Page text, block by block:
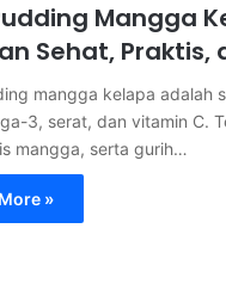
Mangga
Sehat, Praktis,
mangga kelapa adalah
3, serat, dan vitamin C.
mangga, serta gurih…
»